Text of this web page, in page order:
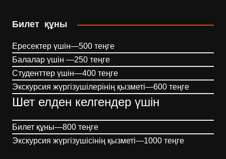
Билет құны
Ересектер үшін—500 теңге
Балалар үшін —250 теңге
Студенттер үшін—400 теңге
Экскурсия жүргізушілерінің қызметі—600 теңге
Шет елден келгендер үшін
Билет құны—800 теңге
Экскурсия жүргізушісінің қызметі—1000 теңге